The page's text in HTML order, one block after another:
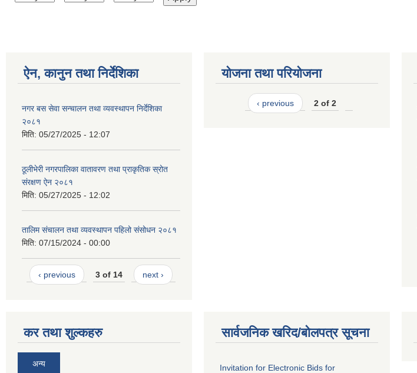
ऐन, कानुन तथा निर्देशिका
नगर बस सेवा सन्चालन तथा व्यवस्थापन निर्देशिका
२०८१
मिति: 05/27/2025 - 12:07
ठूलीभेरी नगरपालिका वातावरण तथा प्राकृतिक स्रोत
संरक्षण ऐन २०८१
मिति: 05/27/2025 - 12:02
तालिम संचालन तथा व्यवस्थापन पहिलो संसोधन २०८१
मिति: 07/15/2024 - 00:00
‹ previous 3 of 14 next ›
योजना तथा परियोजना
‹ previous 2 of 2
कर तथा शुल्कहरु
अन्य
सार्वजनिक खरिद/बोलपत्र सूचना
Invitation for Electronic Bids for